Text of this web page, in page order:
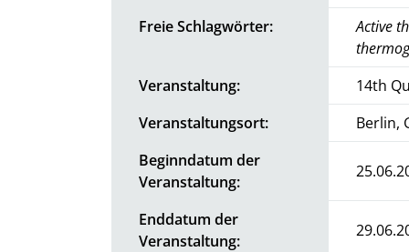
Freie Schlagwörter:
Active
Veranstaltung:
14th
Veranstaltungsort:
Berlin,
Beginndatum der
Veranstaltung:
Enddatum der
Veranstaltung: